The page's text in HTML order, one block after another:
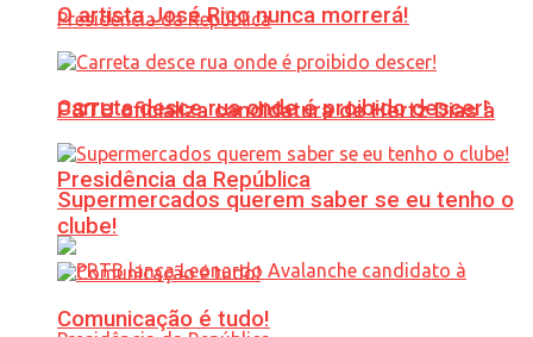
PSTU oficializa candidatura de Hertz Dias à
Presidência da República
O artista José Rico nunca morrerá!
Carreta desce rua onde é proibido descer!
Supermercados querem saber se eu tenho o
clube!
Comunicação é tudo!